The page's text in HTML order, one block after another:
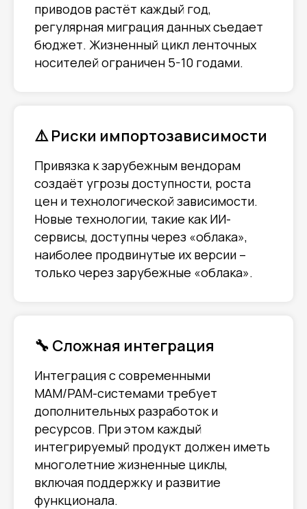
приводов растёт каждый год,
регулярная миграция данных съедает
бюджет. Жизненный цикл ленточных
носителей ограничен 5-10 годами.
⚠️ Риски импортозависимости
Привязка к зарубежным вендорам
создаёт угрозы доступности, роста
цен и технологической зависимости.
Новые технологии, такие как ИИ-
сервисы, доступны через «облака»,
наиболее продвинутые их версии –
только через зарубежные «облака».
🔧 Сложная интеграция
Интеграция с современными
MAM/PAM-системами требует
дополнительных разработок и
ресурсов. При этом каждый
интегрируемый продукт должен иметь
многолетние жизненные циклы,
включая поддержку и развитие
функционала.